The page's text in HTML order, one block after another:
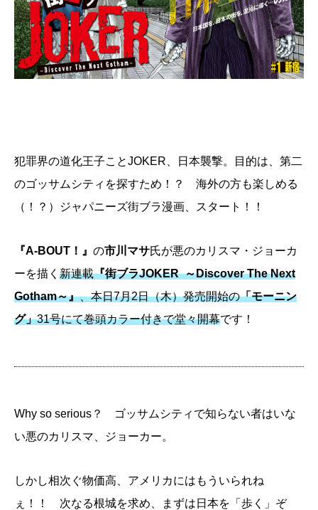
犯罪界の道化王子ことJOKER、日本襲撃。目的は、第二
のゴッサムシティを探すため！？ 海外の方も楽しめる
（！？）ジャパニーズ街ブラ漫画、スタート！！
『A-BOUT！』の市川マサ氏が悪のカリスマ・ジョーカ
ーを描く新連載『街ブラJOKER ～Discover The Next
Gotham～』、本日7月2日（木）発売開始の「モーニン
グ」31号にて巻頭カラー付きで堂々開幕です！
Why so serious？ ゴッサムシティで知らない者はいな
い悪のカリスマ、ジョーカー。
しかし相次ぐ物価高、アメリカにはもういられね
ぇ！！ 次なる根城を求め、まずは日本を「歩く」ぞ